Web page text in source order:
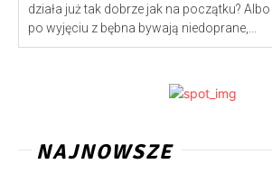
działa już tak dobrze jak na początku?
po wyjęciu z bębna bywają niedoprane,...
NAJNOWSZE